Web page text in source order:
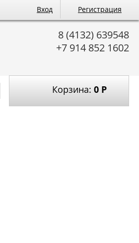
Вход Регистрация
8 (4132) 639548
+7 914 852 1602
Корзина: 0 Р